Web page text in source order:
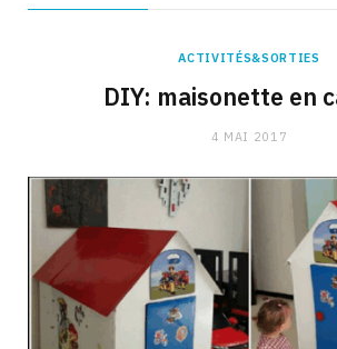
ACTIVITÉS&SORTIES
DIY: maisonette en
4 MAI 2017